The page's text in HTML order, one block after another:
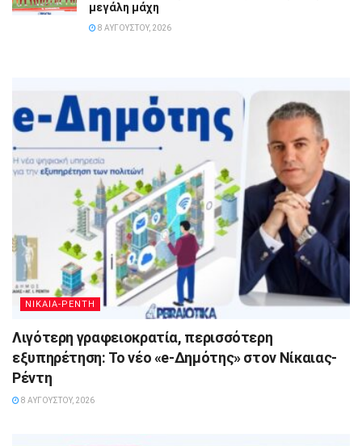
μεγάλη μάχη
8 ΑΥΓΟΎΣΤΟΥ, 2026
ΝΙΚΑΙΑ-ΡΕΝΤΗ
Λιγότερη γραφειοκρατία, περισσότερη
εξυπηρέτηση: Το νέο «e-Δημότης» στον Νίκαιας-
Ρέντη
8 ΑΥΓΟΎΣΤΟΥ, 2026